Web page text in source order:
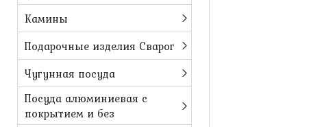
Камины
Подарочные изделия Сварог
Чугунная посуда
Посуда алюминиевая с
покрытием и без